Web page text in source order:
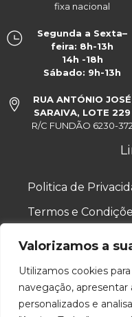
Valorizamos a
Utilizamos cookies
navegação,
personalizados e
fixa nacional
Segunda a Sexta–
feira: 8h-13h
14h -18h
Sábado: 9h-13h
RUA ANTÓNIO JOSÉ
SARAIVA, LOTE 229
R/C FUNDÃO 6230-372
Politica de
Termos e